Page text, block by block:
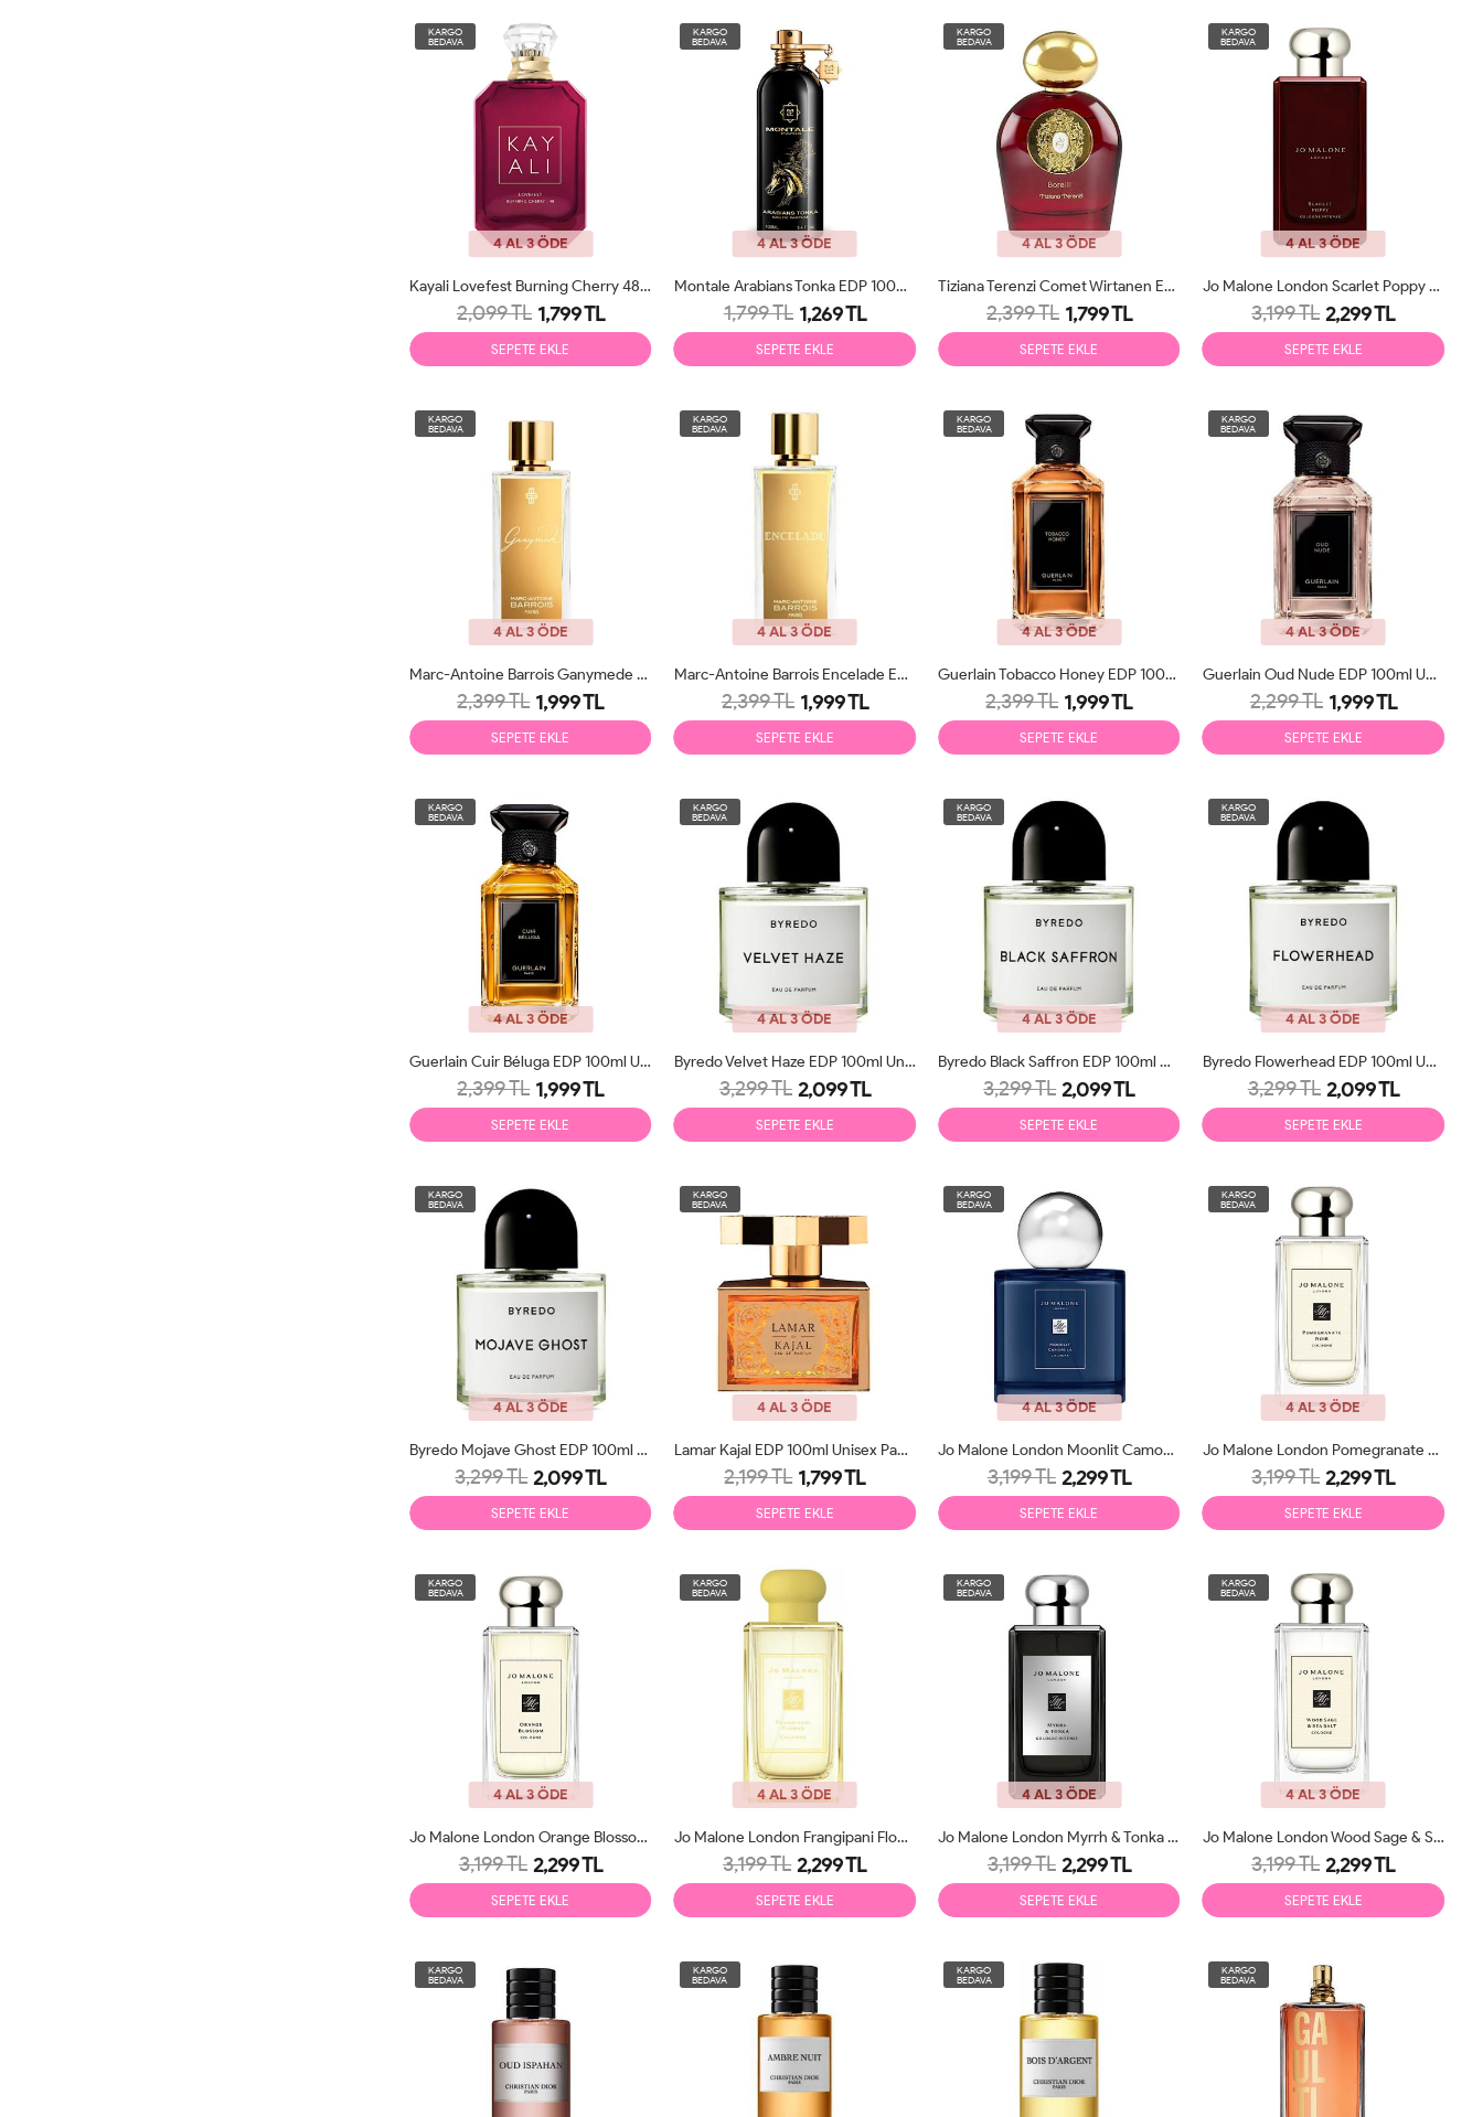
KARGO
BEDAVA
4 AL 3 ÖDE
Kayali Lovefest Burning Cherry 48 EDP 100ml Unisex Parfüm Tester
2,099 TL 1,799 TL
SEPETE EKLE
KARGO
BEDAVA
4 AL 3 ÖDE
Montale Arabians Tonka EDP 100ml Unisex Parfüm Tester
1,799 TL 1,269 TL
SEPETE EKLE
KARGO
BEDAVA
4 AL 3 ÖDE
Tiziana Terenzi Comet Wirtanen EDP 100ml Unisex Parfüm Tester
2,399 TL 1,799 TL
SEPETE EKLE
KARGO
BEDAVA
4 AL 3 ÖDE
Jo Malone London Scarlet Poppy Cologne Intense 100ml Unisex
3,199 TL 2,299 TL
SEPETE EKLE
KARGO
BEDAVA
4 AL 3 ÖDE
Marc-Antoine Barrois Ganymede EDP 100ml Unisex Parfüm Tester
2,399 TL 1,999 TL
SEPETE EKLE
KARGO
BEDAVA
4 AL 3 ÖDE
Marc-Antoine Barrois Encelade EDP 100ml Unisex Parfüm Tester
2,399 TL 1,999 TL
SEPETE EKLE
KARGO
BEDAVA
4 AL 3 ÖDE
Guerlain Tobacco Honey EDP 100ml Unisex Parfüm Tester
2,399 TL 1,999 TL
SEPETE EKLE
KARGO
BEDAVA
4 AL 3 ÖDE
Guerlain Oud Nude EDP 100ml Unisex Parfüm Tester
2,299 TL 1,999 TL
SEPETE EKLE
KARGO
BEDAVA
4 AL 3 ÖDE
Guerlain Cuir Béluga EDP 100ml Unisex Parfüm Tester
2,399 TL 1,999 TL
SEPETE EKLE
KARGO
BEDAVA
4 AL 3 ÖDE
Byredo Velvet Haze EDP 100ml Unisex Parfüm Tester
3,299 TL 2,099 TL
SEPETE EKLE
KARGO
BEDAVA
4 AL 3 ÖDE
Byredo Black Saffron EDP 100ml Unisex Parfüm Tester
3,299 TL 2,099 TL
SEPETE EKLE
KARGO
BEDAVA
4 AL 3 ÖDE
Byredo Flowerhead EDP 100ml Unisex Parfüm Tester
3,299 TL 2,099 TL
SEPETE EKLE
KARGO
BEDAVA
4 AL 3 ÖDE
Byredo Mojave Ghost EDP 100ml Unisex Parfüm Tester
3,299 TL 2,099 TL
SEPETE EKLE
KARGO
BEDAVA
4 AL 3 ÖDE
Lamar Kajal EDP 100ml Unisex Parfüm Tester
2,199 TL 1,799 TL
SEPETE EKLE
KARGO
BEDAVA
4 AL 3 ÖDE
Jo Malone London Moonlit Camomile 100ml Unisex
3,199 TL 2,299 TL
SEPETE EKLE
KARGO
BEDAVA
4 AL 3 ÖDE
Jo Malone London Pomegranate Noir 100ml Unisex
3,199 TL 2,299 TL
SEPETE EKLE
KARGO
BEDAVA
4 AL 3 ÖDE
Jo Malone London Orange Blossom Cologne 100ml Unisex
3,199 TL 2,299 TL
SEPETE EKLE
KARGO
BEDAVA
4 AL 3 ÖDE
Jo Malone London Frangipani Flower Cologne 100ml Unisex
3,199 TL 2,299 TL
SEPETE EKLE
KARGO
BEDAVA
4 AL 3 ÖDE
Jo Malone London Myrrh & Tonka Cologne Intense 100ml Unisex
3,199 TL 2,299 TL
SEPETE EKLE
KARGO
BEDAVA
4 AL 3 ÖDE
Jo Malone London Wood Sage & Sea Salt Cologne 100ml Unisex
3,199 TL 2,299 TL
SEPETE EKLE
KARGO
BEDAVA
KARGO
BEDAVA
KARGO
BEDAVA
KARGO
BEDAVA